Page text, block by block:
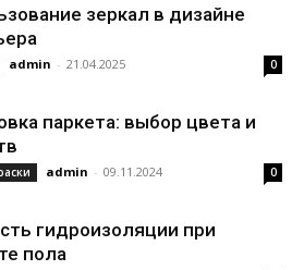
зеркал в дизайне
admin - 21.04.2025 0
паркета: выбор цвета и
admin - 09.11.2024 0
гидроизоляции при
пола